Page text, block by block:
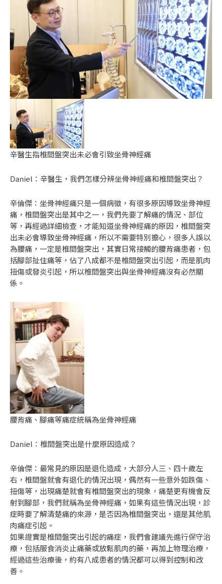
辛醫生指椎間盤突出未必會引致坐骨神經痛
Daniel：辛醫生，我們怎樣分辨坐骨神經痛和椎間盤突出？
辛倫傑：坐骨神經痛只是一個病徵，有很多原因導致坐骨神經
痛，椎間盤突出是其中之一，我們先要了解痛的情況、部位
等，再經過詳細檢查，才能知道坐骨神經痛的原因，椎間盤突
出未必會導致坐骨神經痛，所以不需要特別擔心，很多人誤以
為腰痛，一定是椎間盤突出，其實日常接觸的腰背痛患者，包
括腳部扯住痛等，佔了八成都不是椎間盤突出引起，而是肌肉
扭傷或發炎引起，所以椎間盤突出與坐骨神經痛沒有必然關
係。
腰背痛、腳痛等痛症統稱為坐骨神經痛
Daniel：椎間盤突出是什麼原因造成？
辛倫傑：最常見的原因是退化造成，大部分人三、四十歲左
右，椎間盤就會有退化的情況出現，偶然有一些意外如跌傷、
扭傷等，出現痛楚就會有椎間盤突出的現象，痛楚更有機會反
射到腳部，我們就稱為坐骨神經痛，如果有這些情況出現，診
症時要了解清楚痛的來源，是否因為椎間盤突出，還是其他肌
肉痛症引起。
如果證實是椎間盤突出引起的痛症，我們會建議先進行保守治
療，包括服食消炎止痛藥或放鬆肌肉的藥，再加上物理治療，
經過這些治療後，約有八成患者的情況都可以得到控制和改
善。